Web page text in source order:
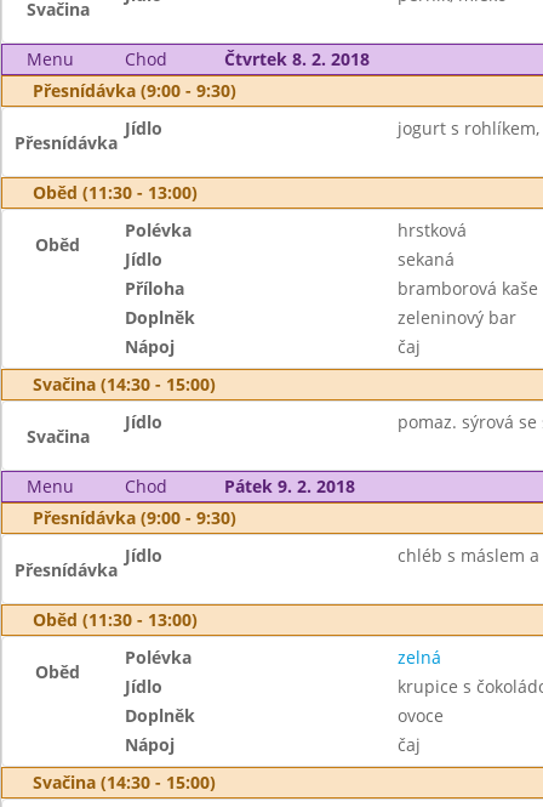
Svačina
Menu Chod
Čtvrtek 8. 2. 2018
Přesnídávka (9:00 - 9:30)
Přesnídávka
Jídlo jogurt s rohlíkem,
Oběd (11:30 - 13:00)
Oběd
Polévka
hrstková
Jídlo
sekaná
Příloha
bramborová kaše
Doplněk
zeleninový bar
Nápoj
čaj
Svačina (14:30 - 15:00)
Svačina
Jídlo pomaz. sýrová
Menu Chod
Pátek 9. 2. 2018
Přesnídávka (9:00 - 9:30)
Přesnídávka
Jídlo chléb s máslem
Oběd (11:30 - 13:00)
Oběd
Polévka
zelná
Jídlo
krupice s
Doplněk
ovoce
Nápoj
čaj
Svačina (14:30 - 15:00)